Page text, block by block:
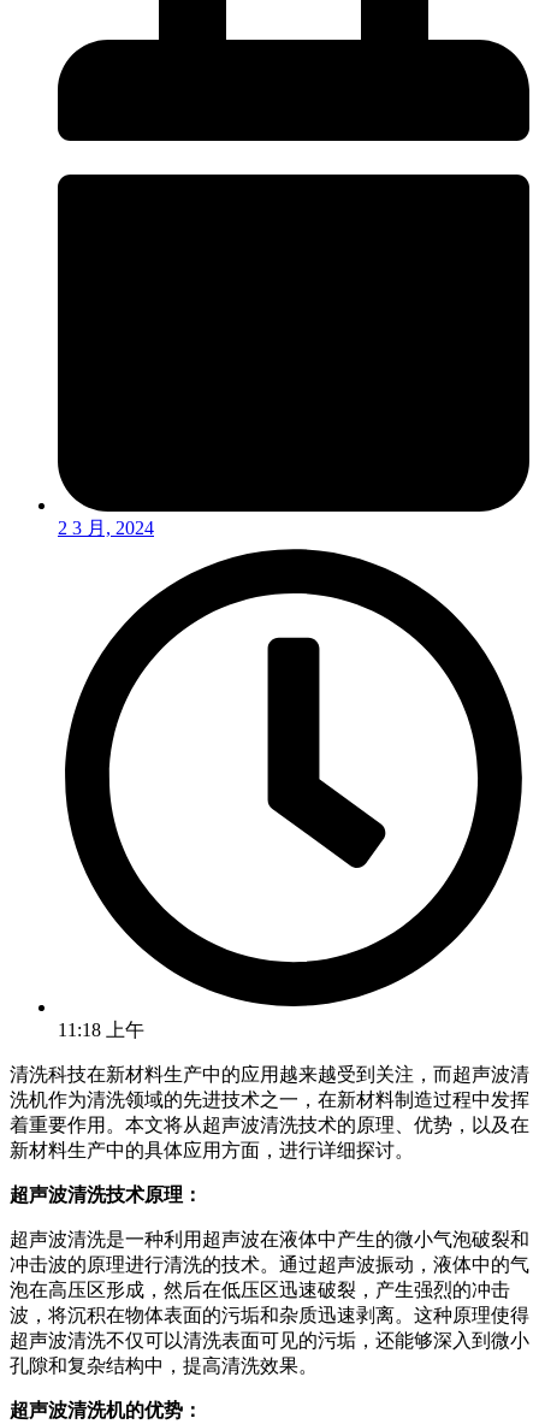
2 3 月, 2024
11:18 上午
清洗科技在新材料生产中的应用越来越受到关注，而超声波清
洗机作为清洗领域的先进技术之一，在新材料制造过程中发挥
着重要作用。本文将从超声波清洗技术的原理、优势，以及在
新材料生产中的具体应用方面，进行详细探讨。
超声波清洗技术原理：
超声波清洗是一种利用超声波在液体中产生的微小气泡破裂和
冲击波的原理进行清洗的技术。通过超声波振动，液体中的气
泡在高压区形成，然后在低压区迅速破裂，产生强烈的冲击
波，将沉积在物体表面的污垢和杂质迅速剥离。这种原理使得
超声波清洗不仅可以清洗表面可见的污垢，还能够深入到微小
孔隙和复杂结构中，提高清洗效果。
超声波清洗机的优势：